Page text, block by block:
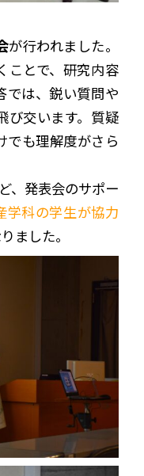
が行われました。
ことで、研究内容
では、鋭い質問や
び交います。質疑
でも理解度がさら
、発表会のサポー
学科の学生が協力
ました。